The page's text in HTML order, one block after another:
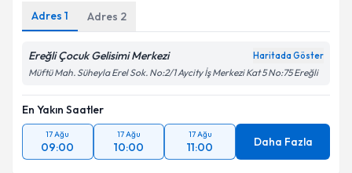
Adres 1 Adres 2
Ereğli Çocuk Gelisimi Merkezi Haritada Göster
Müftü Mah. Süheyla Erel Sok. No:2/1 Aycity İş Merkezi Kat 5 No:75 Ereğli
En Yakın Saatler
17 Ağu
09:00
17 Ağu
10:00
17 Ağu
11:00 Daha Fazla